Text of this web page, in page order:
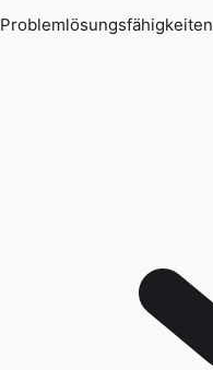
Problemlösungsfähigkeiten